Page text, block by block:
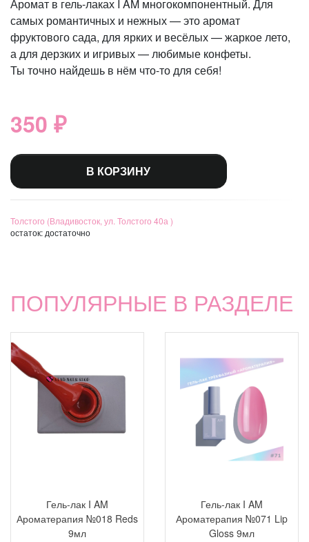
Аромат в гель-лаках I AM многокомпонентный. Для
самых романтичных и нежных — это аромат
фруктового сада, для ярких и весёлых — жаркое лето,
а для дерзких и игривых — любимые конфеты.
Ты точно найдешь в нём что-то для себя!
350 ₽
В КОРЗИНУ
Толстого (Владивосток, ул. Толстого 40а )
остаток: достаточно
ПОПУЛЯРНЫЕ В РАЗДЕЛЕ
Гель-лак I AM
Ароматерапия №018 Reds
9мл
Гель-лак I AM
Ароматерапия №071 Lip
Gloss 9мл